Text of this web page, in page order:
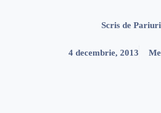
Scris de Pariuri
4 decembrie, 2013